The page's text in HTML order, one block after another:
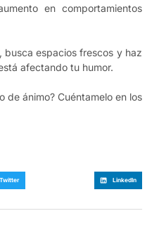
en comportamientos
busca espacios frescos y haz
afectando tu humor.
de ánimo? Cuéntamelo en los
Twitter LinkedIn